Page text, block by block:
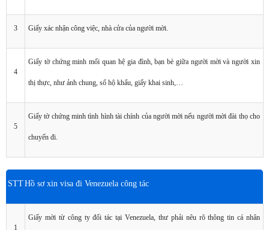
3 Giấy xác nhận công việc, nhà cửa của người mời.
4
Giấy tờ chứng minh mối quan hệ gia đình, bạn bè giữa người mời và người xin
thị thực, như ảnh chung, sổ hộ khẩu, giấy khai sinh,…
5
Giấy tờ chứng minh tình hình tài chính của người mời nếu người mời đài thọ cho
chuyến đi.
STTHồ sơ xin visa đi Venezuela công tác
1
Giấy mời từ công ty đối tác tại Venezuela, thư phải nêu rõ thông tin cá nhân